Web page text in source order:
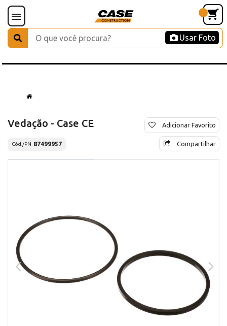
Usar Foto
Vedação - Case CE
Cód./PN 87499957
Adicionar Favorito
Compartilhar